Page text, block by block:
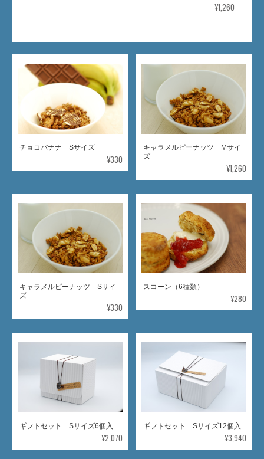
¥1,260
チョコバナナ Sサイズ
¥330
キャラメルピーナッツ Mサイ
ズ
¥1,260
キャラメルピーナッツ Sサイ
ズ
¥330
スコーン（6種類）
¥280
ギフトセット Sサイズ6個入
¥2,070
ギフトセット Sサイズ12個入
¥3,940